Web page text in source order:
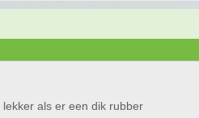
als er een dik rubber